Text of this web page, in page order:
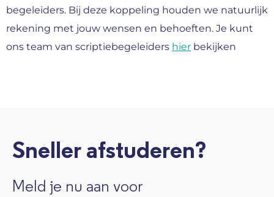
begeleiders. Bij deze koppeling houden we natuurlijk
rekening met jouw wensen en behoeften. Je kunt
ons team van scriptiebegeleiders hier bekijken
Sneller afstuderen?
Meld je nu aan voor